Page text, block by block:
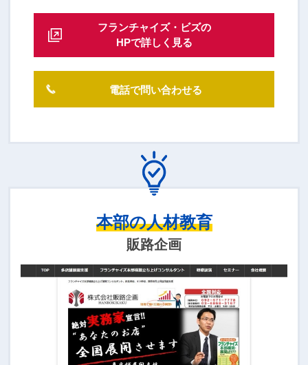
フランチャイズ・ビズの
HPで詳しく見る
電話で問い合わせる
本部の人材教育
販路企画